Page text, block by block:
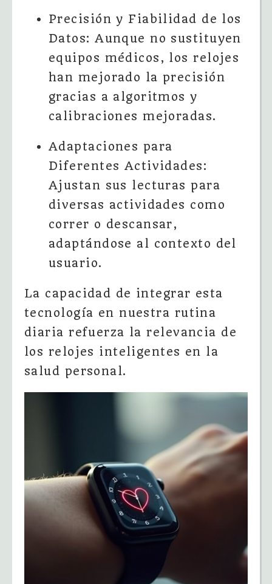
Precisión y Fiabilidad de los
Datos: Aunque no sustituyen
equipos médicos, los relojes
han mejorado la precisión
gracias a algoritmos y
calibraciones mejoradas.
Adaptaciones para
Diferentes Actividades:
Ajustan sus lecturas para
diversas actividades como
correr o descansar,
adaptándose al contexto del
usuario.
La capacidad de integrar esta
tecnología en nuestra rutina
diaria refuerza la relevancia de
los relojes inteligentes en la
salud personal.